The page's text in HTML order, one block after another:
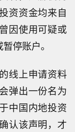
资资金均来自
因使用可疑或
停账户。
线上申请资料
弹出一份名为
中国内地投资
认该声明，才